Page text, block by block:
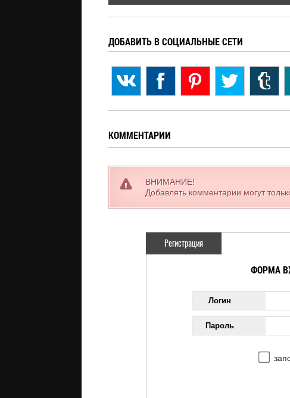
ДОБАВИТЬ В СОЦИАЛЬНЫЕ СЕТИ
КОММЕНТАРИИ
ВНИМАНИЕ!
Добавлять комментарии могут
Регистрация
ФОРМА
Логин
Пароль